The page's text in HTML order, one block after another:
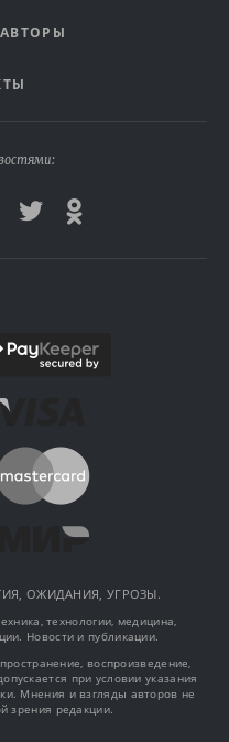
ОЖИДАНИЯ, УГРОЗЫ.
технологии, медицина,
Новости и публикации.
воспроизведение,
при условии указания
Мнения и взгляды авторов не
зрения редакции.